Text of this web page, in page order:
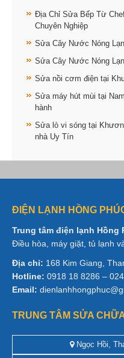
Địa Chỉ Sửa Bếp Từ
Chuyên Nghiệp
Sửa Cây Nước Nóng
Sửa Cây Nước Nóng
Sửa nồi cơm điện tại
Sửa máy hút mùi tại
hành
Sửa lò vi sóng tại
nhà Uy Tín
ĐIỆN LẠNH HỒNG
Trung tâm điện lạnh Hồng
Điều hòa, máy giặt, tủ lạnh
Địa chỉ: 168 Kim Giang,
Hotline: 0918 18 8286 –
Email:
TRUNG TÂM SỬA
Ngọc Hồi,